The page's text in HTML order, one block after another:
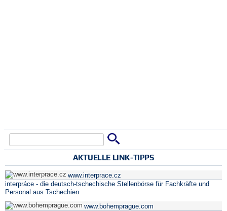
AKTUELLE LINK-TIPPS
www.interprace.cz
interpráce - die deutsch-tschechische Stellenbörse für Fachkräfte und
Personal aus Tschechien
www.bohemprague.com